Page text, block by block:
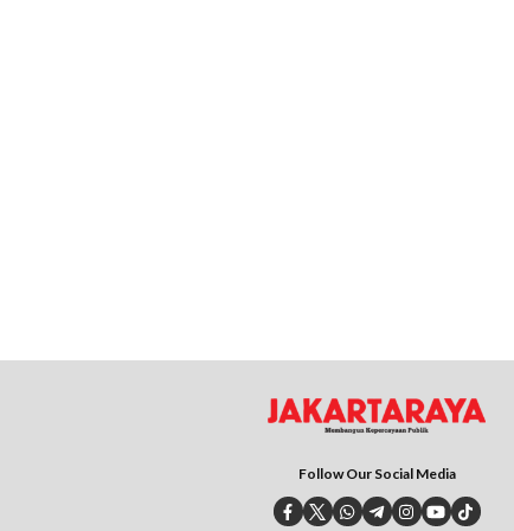
Follow Our Social Media